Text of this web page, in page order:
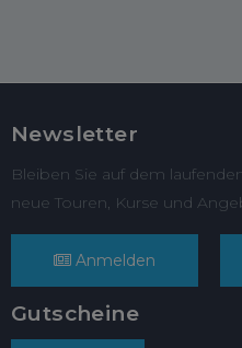
Newsletter
Bleiben Sie auf dem
neue Touren, Kurse und
Anmelden
Gutscheine